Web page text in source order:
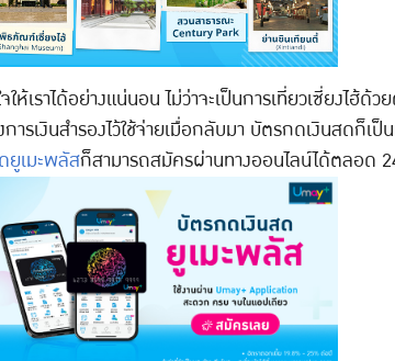
ห้เราได้อย่างแน่นอน ไม่ว่าจะเป็นการเที่ยวเซี่ยงไฮ้
การเงินสำรองไว้ใช้จ่ายเมื่อกลับมา บัตรกดเงินสด
ยูเมะพลัสก็สามารถสมัครผ่านทางออนไลน์ได้ตลอด